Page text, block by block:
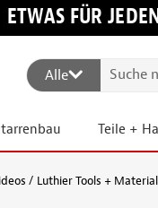
ETWAS FÜR
Alle
Teile +
Luthier Tools +